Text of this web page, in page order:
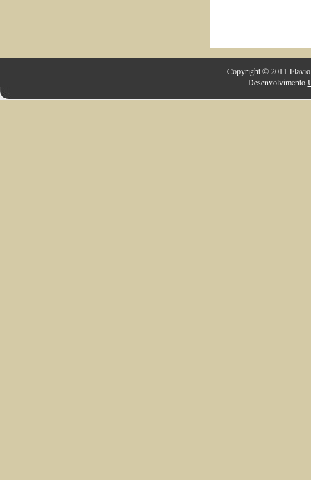
Copyright © 2011 Flavio
Desenvolvimento